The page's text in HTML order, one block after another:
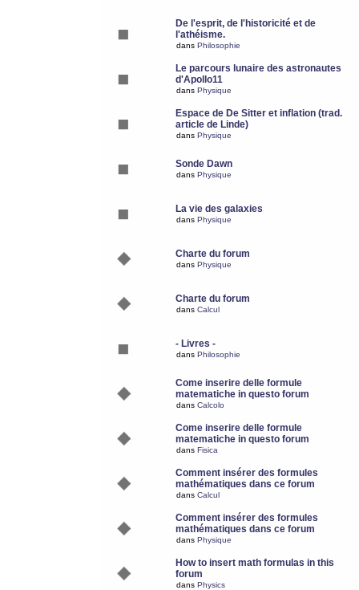
De l'esprit, de l'historicité et de
l'athéisme.
dans Philosophie
Le parcours lunaire des astronautes
d'Apollo11
dans Physique
Espace de De Sitter et inflation (trad.
article de Linde)
dans Physique
Sonde Dawn
dans Physique
La vie des galaxies
dans Physique
Charte du forum
dans Physique
Charte du forum
dans Calcul
- Livres -
dans Philosophie
Come inserire delle formule
matematiche in questo forum
dans Calcolo
Come inserire delle formule
matematiche in questo forum
dans Fisica
Comment insérer des formules
mathématiques dans ce forum
dans Calcul
Comment insérer des formules
mathématiques dans ce forum
dans Physique
How to insert math formulas in this
forum
dans Physics